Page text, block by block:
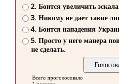
2. Боится увеличить
3. Никому не дает такие
4. Боится нападения
5. Просто у него манера
не сделать.
Всего проголосовало